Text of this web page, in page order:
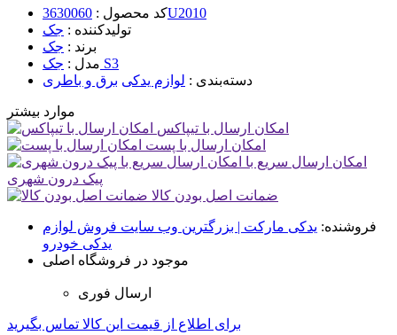
کد محصول :3630060U2010
تولیدکننده : جک
برند : جک
مدل : جک S3
دسته‌بندی : لوازم یدکی برق و باطری
موارد بیشتر
امکان ارسال با تیپاکس
امکان ارسال با پست
امکان ارسال سریع با
پیک درون شهری
ضمانت اصل بودن کالا
فروشنده: یدکی مارکت | بزرگترین وب سایت فروش لوازم
یدکی خودرو
موجود در فروشگاه اصلی
ارسال فوری
برای اطلاع از قیمت این کالا تماس بگیرید